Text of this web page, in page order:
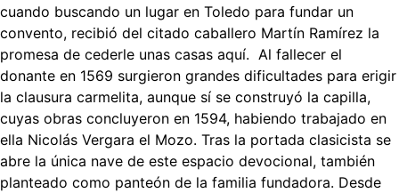
cuando buscando un lugar en Toledo para fundar un
convento, recibió del citado caballero Martín Ramírez la
promesa de cederle unas casas aquí. Al fallecer el
donante en 1569 surgieron grandes dificultades para erigir
la clausura carmelita, aunque sí se construyó la capilla,
cuyas obras concluyeron en 1594, habiendo trabajado en
ella Nicolás Vergara el Mozo. Tras la portada clasicista se
abre la única nave de este espacio devocional, también
planteado como panteón de la familia fundadora. Desde